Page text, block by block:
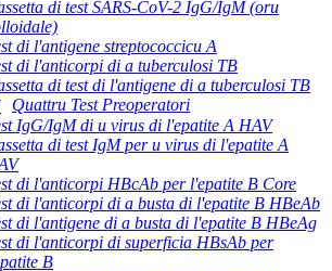
di test SARS-CoV-2 IgG/IgM (oru
di l'antigene streptococcicu A
di l'anticorpi di a tuberculosi TB
di test di l'antigene di a tuberculosi TB
Quattru Test Preoperatori
IgG/IgM di u virus di l'epatite A HAV
di test IgM per u virus di l'epatite A
di l'anticorpi HBcAb per l'epatite B Core
di l'anticorpi di a busta di l'epatite B HBeAb
di l'antigene di a busta di l'epatite B HBeAg
di l'anticorpi di superficia HBsAb per
B